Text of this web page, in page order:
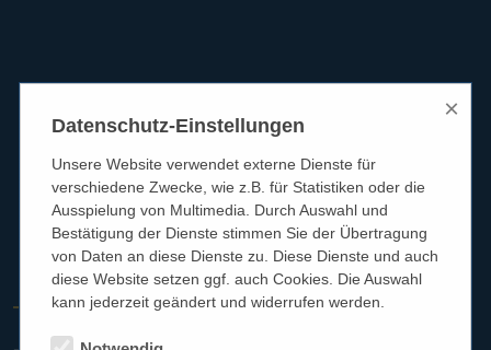
HÖRGERÄTE REICHART
Datenschutz-Einstellungen
×
Unsere Website verwendet externe Dienste für
verschiedene Zwecke, wie z.B. für Statistiken oder die
Ausspielung von Multimedia. Durch Auswahl und
Bestätigung der Dienste stimmen Sie der Übertragung
von Daten an diese Dienste zu. Diese Dienste und auch
diese Website setzen ggf. auch Cookies. Die Auswahl
kann jederzeit geändert und widerrufen werden.